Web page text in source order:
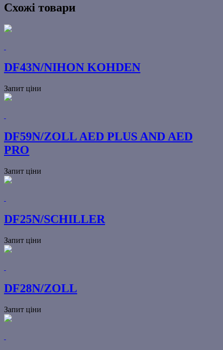
Схожі товари
DF43N/NIHON KOHDEN
Запит ціни
DF59N/ZOLL AED PLUS AND AED
PRO
Запит ціни
DF25N/SCHILLER
Запит ціни
DF28N/ZOLL
Запит ціни